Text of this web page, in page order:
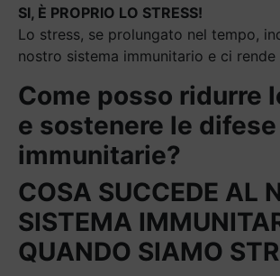
SI, È PROPRIO LO STRESS!
Lo stress, se prolungato nel tempo,
nostro sistema immunitario e ci rende
Come posso ridurre
e sostenere le difese
immunitarie?
COSA SUCCEDE AL
SISTEMA
QUANDO SIAMO